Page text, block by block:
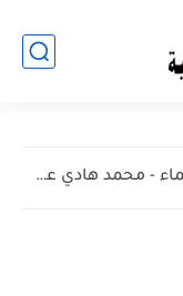
كيف ترضى السماء - محمد هادي عون